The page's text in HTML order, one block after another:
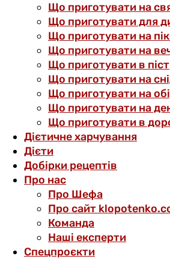
Що приготувати на
Що приготувати для
Що приготувати на
Що приготувати на
Що приготувати в піст
Що приготувати на
Що приготувати на
Що приготувати на
Що приготувати в
Дієтичне харчування
Дієти
Добірки рецептів
Про нас
Про Шефа
Про сайт
Команда
Наші експерти
Спецпроєкти